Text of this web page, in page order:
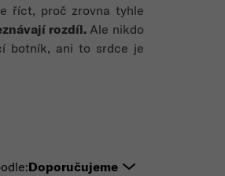
říct, proč zrovna tyhle
rozdíl.Ale nikdo
botník, ani to srdce je
produktů
Doporučujeme